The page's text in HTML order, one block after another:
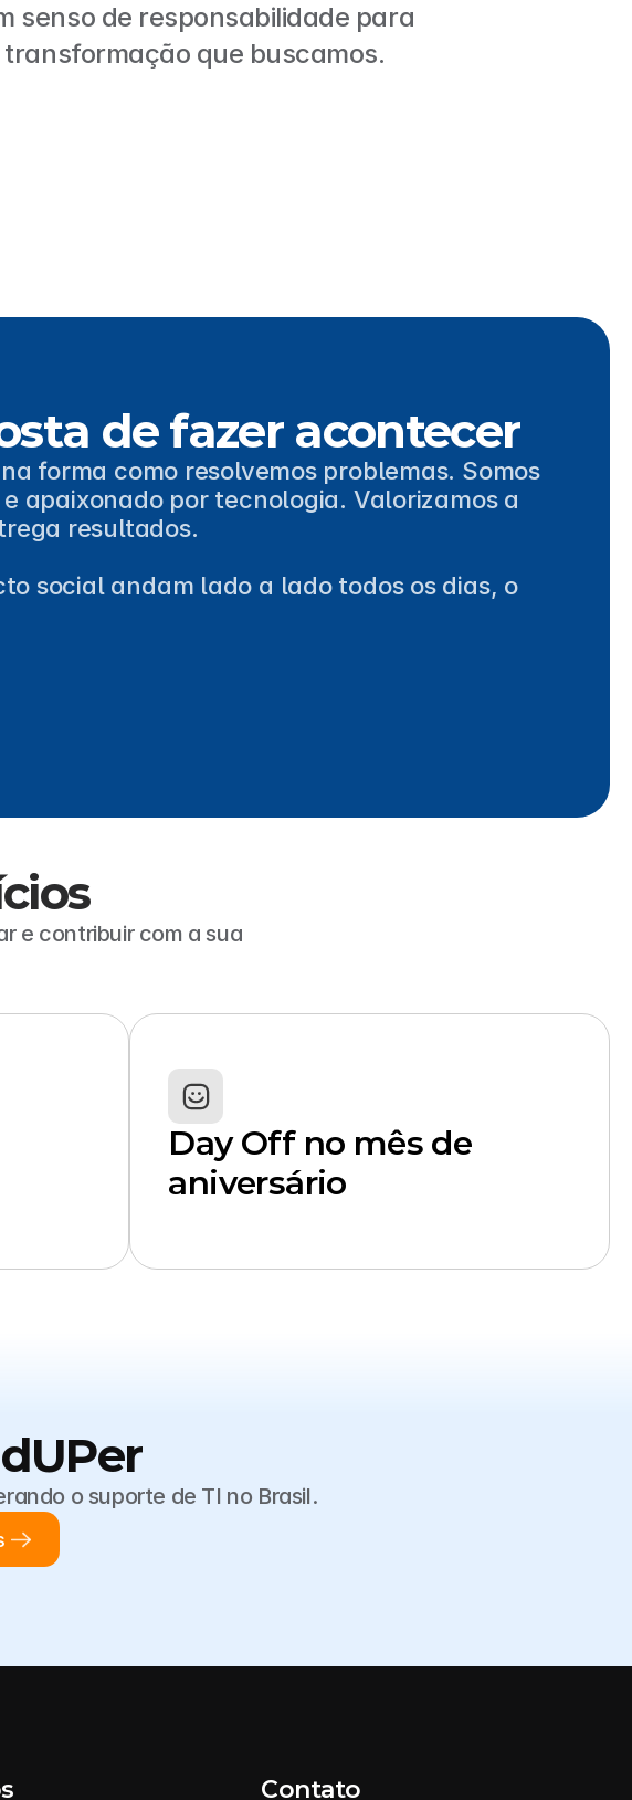
senso de responsabilidade para
que buscamos.
de fazer acontecer
forma como resolvemos problemas. Somos
apaixonado por tecnologia. Valorizamos a
resultados.
social andam lado a lado todos os dias, o
e contribuir com a sua
Day Off no mês de
aniversário
o suporte de TI no Brasil.
Contato